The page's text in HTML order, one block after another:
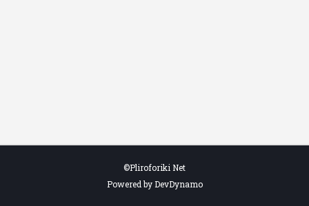
©Pliroforiki Net
Powered by DevDynamo